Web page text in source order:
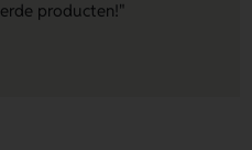
producten!"